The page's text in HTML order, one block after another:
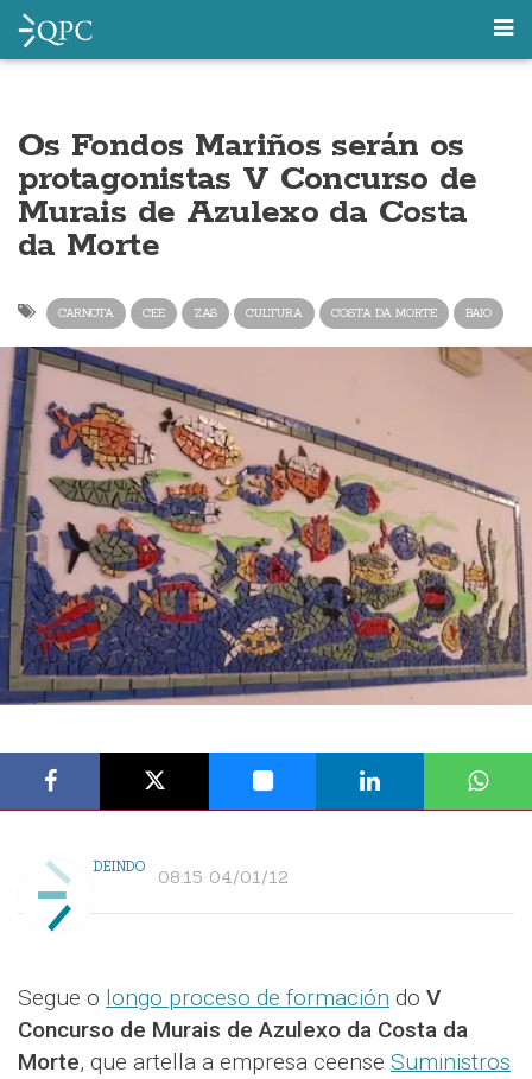
Os Fondos Mariños serán os
protagonistas V Concurso de
Murais de Azulexo da Costa
da Morte
CARNOTA CEE ZAS CULTURA COSTA DA MORTE BAIO
DEINDO 08:15 04/01/12
Segue o longo proceso de formación do V
Concurso de Murais de Azulexo da Costa da
Morte, que artella a empresa ceense Suministros